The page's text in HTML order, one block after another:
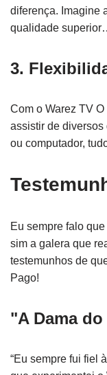
diferença. Imagine
qualidade
3.
Com o Warez TV
assistir de
ou computador,
Eu sempre falo
sim a galera que
testemunhos de
Pago!
"A Dama
“Eu sempre fui fiel